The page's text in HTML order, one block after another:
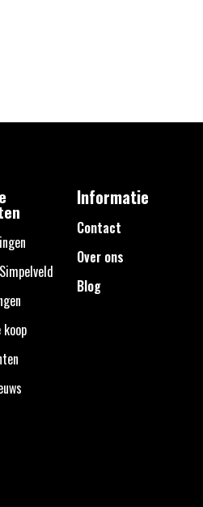
Informatie
Contact
Over ons
Blog